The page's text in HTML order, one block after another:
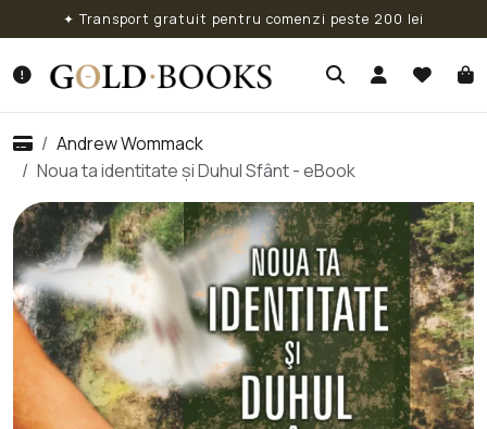
✦ Transport gratuit pentru comenzi peste 200 lei
Andrew Wommack
Noua ta identitate și Duhul Sfânt - eBook